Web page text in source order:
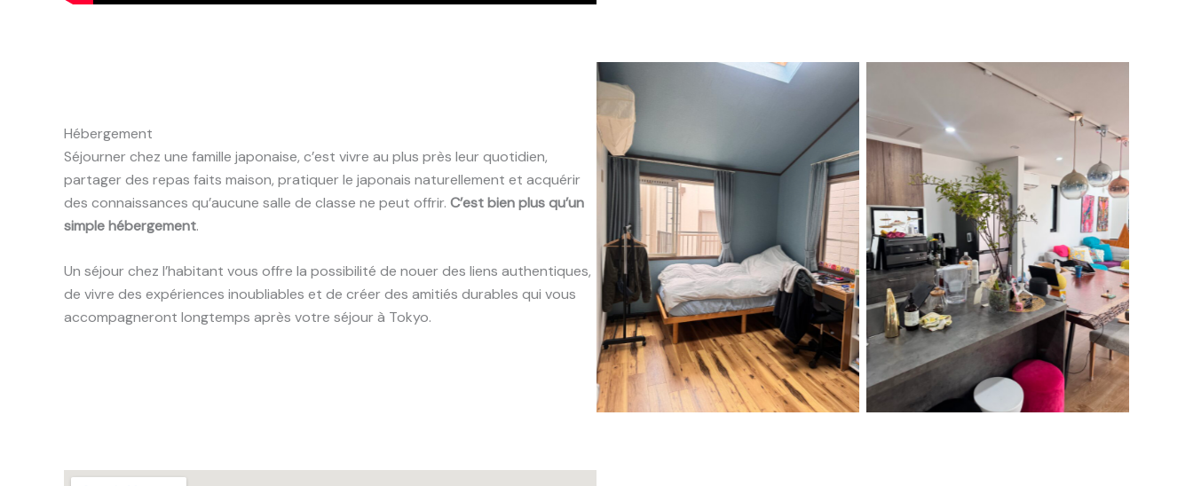
Hébergement
Séjourner chez une famille japonaise, c’est vivre au plus près leur quotidien,
partager des repas faits maison, pratiquer le japonais naturellement et acquérir
des connaissances qu’aucune salle de classe ne peut offrir. C’est bien plus qu’un
simple hébergement.
Un séjour chez l’habitant vous offre la possibilité de nouer des liens authentiques,
de vivre des expériences inoubliables et de créer des amitiés durables qui vous
accompagneront longtemps après votre séjour à Tokyo.